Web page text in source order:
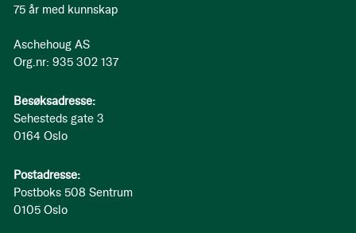
75 år med kunnskap
Aschehoug AS
Org.nr: 935 302 137
Besøksadresse:
Sehesteds gate 3
0164 Oslo
Postadresse:
Postboks 508 Sentrum
0105 Oslo